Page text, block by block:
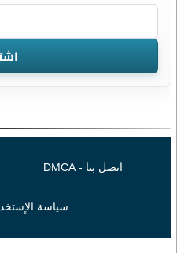
اتصل بنا - DMCA
سياسة